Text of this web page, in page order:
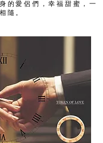
的愛侶們，幸福甜蜜，一
隨。